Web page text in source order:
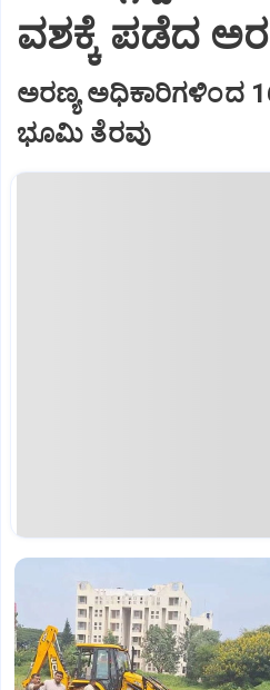
ವಶಕ್ಕೆ ಪಡೆದ
ಅರಣ್ಯ ಅಧಿಕಾರಿಗಳಿಂದ
ಭೂಮಿ ತೆರವು